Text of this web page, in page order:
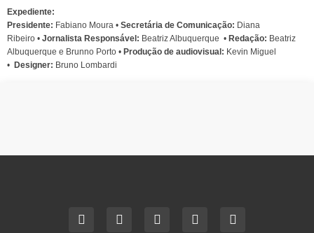
Expediente:
Presidente: Fabiano Moura • Secretária de Comunicação: Diana
Ribeiro • Jornalista Responsável: Beatriz Albuquerque • Redação: Beatriz
Albuquerque e Brunno Porto • Produção de audiovisual: Kevin Miguel
• Designer: Bruno Lombardi